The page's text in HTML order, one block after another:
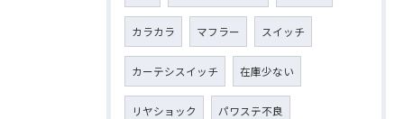
カラカラ マフラー スイッチ
カーテシスイッチ 在庫少ない
リヤショック パワステ不良